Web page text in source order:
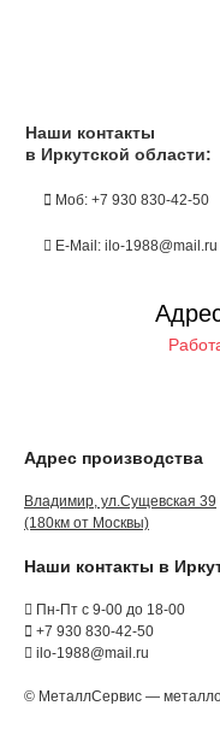
Наши контакты
в Иркутской области:
Моб: +7 930 830-42-50
E-Mail: ilo-1988@mail.ru
Адрес производства
Владимир, ул.Сущевская 39
(180км от Москвы)
Наши контакты в
Пн-Пт с 9-00 до 18-00
+7 930 830-42-50
ilo-1988@mail.ru
© МеталлСервис —